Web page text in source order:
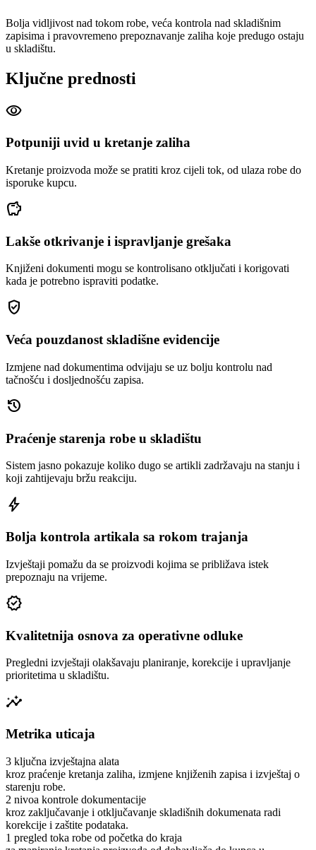
Bolja vidljivost nad tokom robe, veća kontrola nad skladišnim
zapisima i pravovremeno prepoznavanje zaliha koje predugo ostaju
u skladištu.
Ključne prednosti
visibility
Potpuniji uvid u kretanje zaliha
Kretanje proizvoda može se pratiti kroz cijeli tok, od ulaza robe do
isporuke kupcu.
savings
Lakše otkrivanje i ispravljanje grešaka
Knjiženi dokumenti mogu se kontrolisano otključati i korigovati
kada je potrebno ispraviti podatke.
gpp_good
Veća pouzdanost skladišne evidencije
Izmjene nad dokumentima odvijaju se uz bolju kontrolu nad
tačnošću i dosljednošću zapisa.
history
Praćenje starenja robe u skladištu
Sistem jasno pokazuje koliko dugo se artikli zadržavaju na stanju i
koji zahtijevaju bržu reakciju.
bolt
Bolja kontrola artikala sa rokom trajanja
Izvještaji pomažu da se proizvodi kojima se približava istek
prepoznaju na vrijeme.
verified
Kvalitetnija osnova za operativne odluke
Pregledni izvještaji olakšavaju planiranje, korekcije i upravljanje
prioritetima u skladištu.
insights
Metrika uticaja
3 ključna izvještajna alata
kroz praćenje kretanja zaliha, izmjene knjiženih zapisa i izvještaj o
starenju robe.
2 nivoa kontrole dokumentacije
kroz zaključavanje i otključavanje skladišnih dokumenata radi
korekcije i zaštite podataka.
1 pregled toka robe od početka do kraja